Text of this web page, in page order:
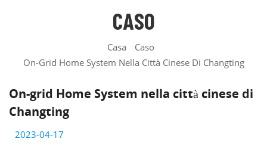
CASO
Casa
Caso
On-Grid Home System Nella Città Cinese Di Changting
On-grid Home System nella città cinese di
Changting
2023-04-17